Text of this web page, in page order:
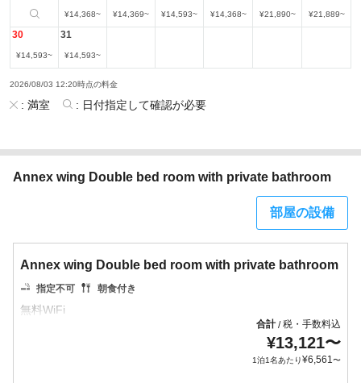
¥14,368~ ¥14,369~ ¥14,593~ ¥14,368~ ¥21,890~ ¥21,889~
30
¥14,593~
31
¥14,593~
2026/08/03 12:20時点の料金
: 満室 : 日付指定して確認が必要
Annex wing Double bed room with private bathroom
部屋の設備
Annex wing Double bed room with private bathroom
指定不可 朝食付き
合計/税・手数料込
¥13,121〜
1泊1名あたり¥6,561〜